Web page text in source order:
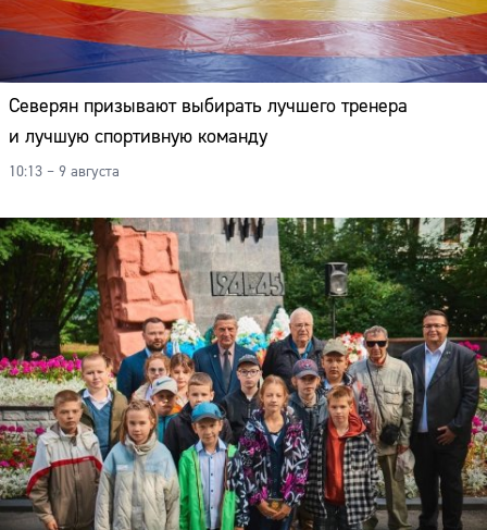
Северян призывают выбирать лучшего тренера
и лучшую спортивную команду
10:13 – 9 августа